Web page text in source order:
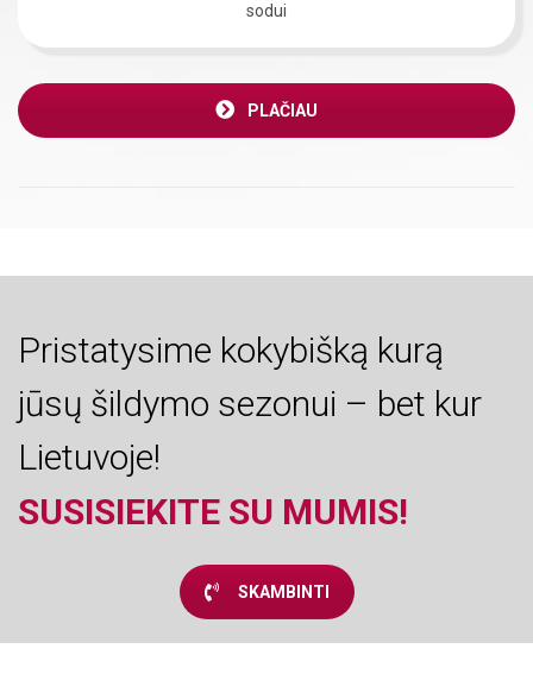
sodui
PLAČIAU
Pristatysime kokybišką kurą
jūsų šildymo sezonui – bet kur
Lietuvoje!
SUSISIEKITE SU MUMIS!
SKAMBINTI